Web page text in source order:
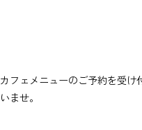
カフェメニューのご予約を受
いませ。